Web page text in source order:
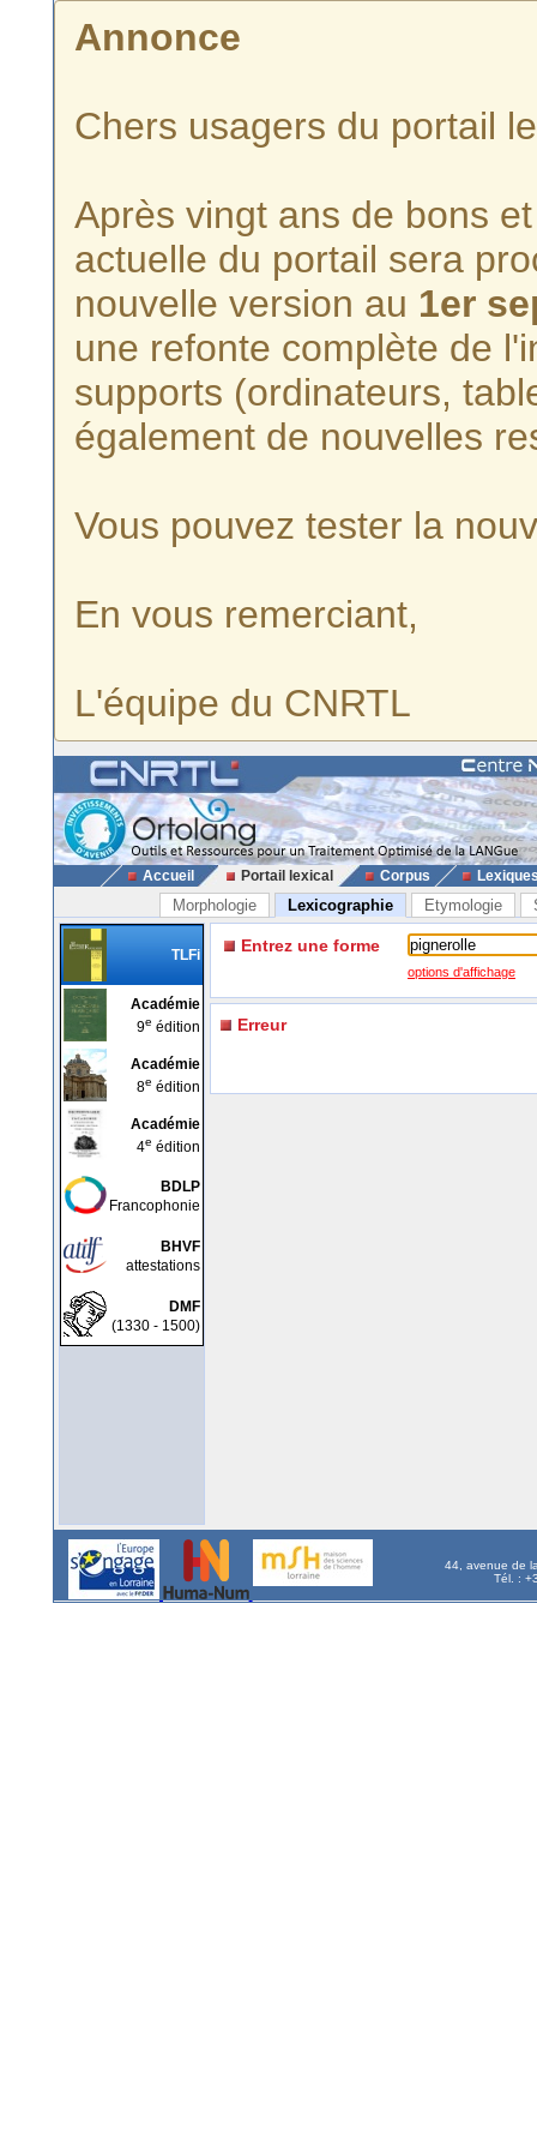
Annonce
Chers usagers du portail
Après vingt ans de bons
actuelle du portail sera
nouvelle version au 1er
une refonte complète de
supports (ordinateurs,
également de nouvelles
Vous pouvez tester la
En vous remerciant,
L'équipe du CNRTL
Accueil Portail lexical Corpus
Morphologie Lexicographie Etymologie
TLFi
Académie
9e édition
Académie
8e édition
Académie
4e édition
BDLP
Francophonie
BHVF
attestations
DMF
(1330 - 1500)
Entrez une forme
options d'affichage
Erreur
44, avenue de
Tél. :